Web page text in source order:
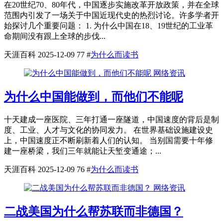
在20世纪70、80年代，中国逐步实施改革开放政策，并在全球
范围内引发了一场关于中国近现代史的热烈讨论。许多学者开
始探讨几个重要问题： 1. 为什么中国在18、19世纪的工业革
命期间没有跟上全球的步伐...
天涯百科 2025-12-09 77 #为什么而读书
网络资讯
为什么中国能做到，而他们不能呢
十天建成一座医院、三年打通一座隧道，中国速度的背后是制
度、工业、人才与文化的协同发力。 在世界基础设施建设史
上，中国速度正不断刷新着人们的认知。 当别国需要十年修
建一座桥梁，我们三年就能让天堑变通途；...
天涯百科 2025-12-09 76 #为什么而读书
网络资讯
二战美国为什么帮苏联而非德国？